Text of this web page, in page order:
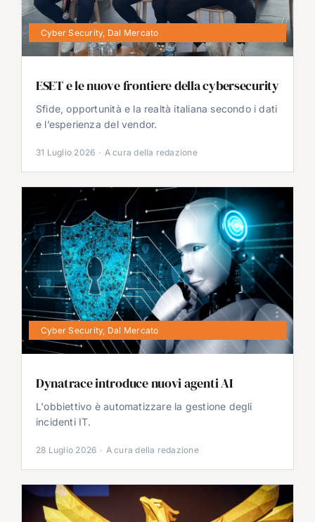
Cyber Security, Dal Mercato
ESET e le nuove frontiere della cybersecurity
Sfide, opportunità e la realtà italiana secondo i dati
e l’esperienza del vendor.
31 Luglio 2026 · A cura della redazione
Cyber Security, Dal Mercato
Dynatrace introduce nuovi agenti AI
L'obbiettivo è automatizzare la gestione degli
incidenti IT.
28 Luglio 2026 · A cura della redazione